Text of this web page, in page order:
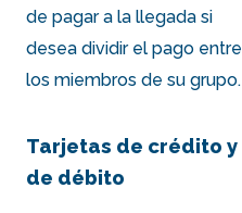
de pagar a la llegada si
desea dividir el pago entre
los miembros de su grupo.
Tarjetas de crédito y
de débito